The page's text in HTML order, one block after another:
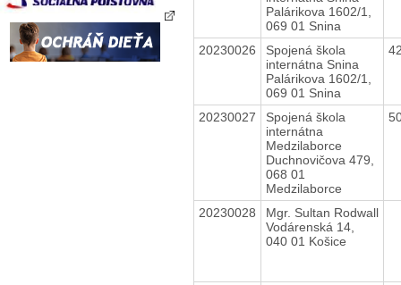
Palárikova 1602/1,
069 01 Snina
20230026
Spojená škola
internátna Snina
Palárikova 1602/1,
069 01 Snina
20230027
Spojená škola
internátna
Medzilaborce
Duchnovičova 479,
068 01
Medzilaborce
20230028
Mgr. Sultan Rodwall
Vodárenská 14,
040 01 Košice